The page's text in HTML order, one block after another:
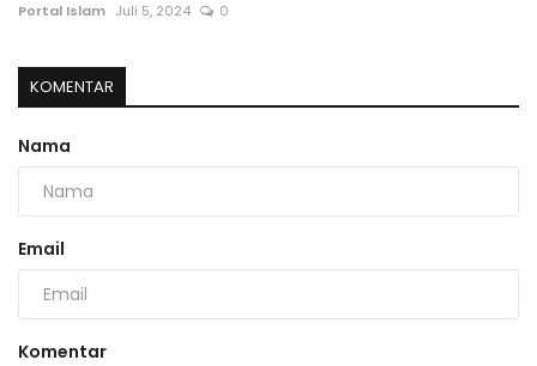
Portal Islam Juli 5, 2024 0
KOMENTAR
Nama
Email
Komentar